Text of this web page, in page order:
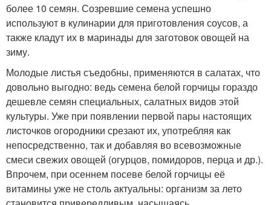
более 10 семян. Созревшие семена успешно
используют в кулинарии для приготовления соусов, а
также кладут их в маринады для заготовок овощей на
зиму.
Молодые листья съедобны, применяются в салатах, что
довольно выгодно: ведь семена белой горчицы гораздо
дешевле семян специальных, салатных видов этой
культуры. Уже при появлении первой пары настоящих
листочков огородники срезают их, употребляя как
непосредственно, так и добавляя во всевозможные
смеси свежих овощей (огурцов, помидоров, перца и др.).
Впрочем, при осеннем посеве белой горчицы её
витамины уже не столь актуальны: организм за лето